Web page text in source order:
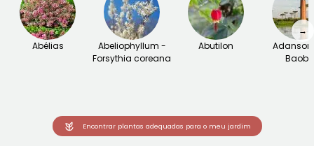
Abélias
Abeliophyllum -
Forsythia coreana
Abutilon
Baobá
→
Encontrar plantas adequadas para o meu jardim